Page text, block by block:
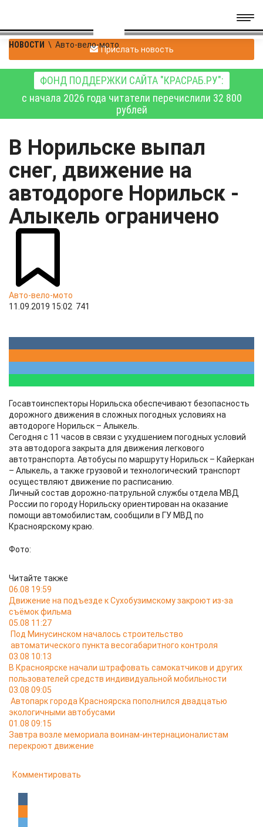
НОВОСТИ \ Авто-вело-мотоПрислать новость
ФОНД ПОДДЕРЖКИ САЙТА "КРАСРАБ.РУ":
с начала 2026 года читатели перечислили 32 800
рублей
В Норильске выпал
снег, движение на
автодороге Норильск -
Алыкель ограничено
Авто-вело-мото
11.09.2019 15:02 741
Госавтоинспекторы Норильска обеспечивают безопасность
дорожного движения в сложных погодных условиях на
автодороге Норильск – Алыкель.
Сегодня с 11 часов в связи с ухудшением погодных условий
эта автодорога закрыта для движения легкового
автотранспорта. Автобусы по маршруту Норильск – Кайеркан
– Алыкель, а также грузовой и технологический транспорт
осуществляют движение по расписанию.
Личный состав дорожно-патрульной службы отдела МВД
России по городу Норильску ориентирован на оказание
помощи автомобилистам, сообщили в ГУ МВД по
Красноярскому краю.
Фото:
Читайте также
06.08 19:59
Движение на подъезде к Сухобузимскому закроют из-за
съёмок фильма
05.08 11:27
Под Минусинском началось строительство
автоматического пункта весогабаритного контроля
03.08 10:13
В Красноярске начали штрафовать самокатчиков и других
пользователей средств индивидуальной мобильности
03.08 09:05
Автопарк города Красноярска пополнился двадцатью
экологичными автобусами
01.08 09:15
Завтра возле мемориала воинам-интернационалистам
перекроют движение
Комментировать